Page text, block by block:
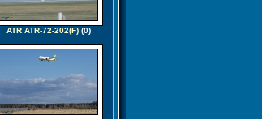
ATR ATR-72-202(F) (0)